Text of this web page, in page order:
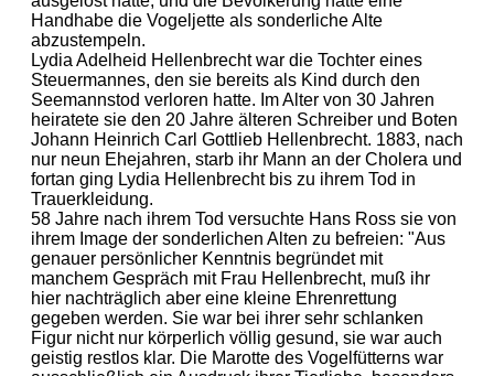
Handhabe die Vogeljette als sonderliche Alte
abzustempeln.
Lydia Adelheid Hellenbrecht war die Tochter eines
Steuermannes, den sie bereits als Kind durch den
Seemannstod verloren hatte. Im Alter von 30 Jahren
heiratete sie den 20 Jahre älteren Schreiber und Boten
Johann Heinrich Carl Gottlieb Hellenbrecht. 1883, nach
nur neun Ehejahren, starb ihr Mann an der Cholera und
fortan ging Lydia Hellenbrecht bis zu ihrem Tod in
Trauerkleidung.
58 Jahre nach ihrem Tod versuchte Hans Ross sie von
ihrem Image der sonderlichen Alten zu befreien: "Aus
genauer persönlicher Kenntnis begründet mit
manchem Gespräch mit Frau Hellenbrecht, muß ihr
hier nachträglich aber eine kleine Ehrenrettung
gegeben werden. Sie war bei ihrer sehr schlanken
Figur nicht nur körperlich völlig gesund, sie war auch
geistig restlos klar. Die Marotte des Vogelfütterns war